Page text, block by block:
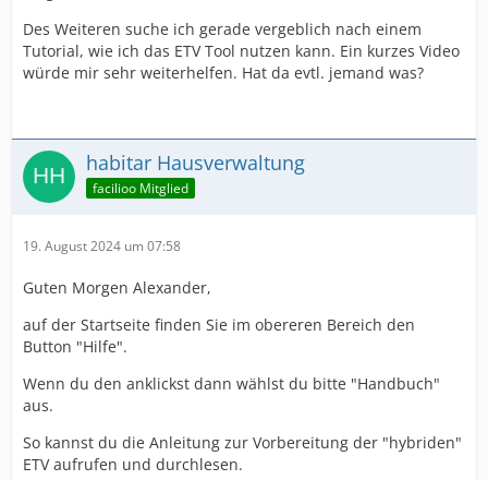
Des Weiteren suche ich gerade vergeblich nach einem
Tutorial, wie ich das ETV Tool nutzen kann. Ein kurzes Video
würde mir sehr weiterhelfen. Hat da evtl. jemand was?
habitar Hausverwaltung
facilioo Mitglied
19. August 2024 um 07:58
Guten Morgen Alexander,
auf der Startseite finden Sie im obereren Bereich den
Button "Hilfe".
Wenn du den anklickst dann wählst du bitte "Handbuch"
aus.
So kannst du die Anleitung zur Vorbereitung der "hybriden"
ETV aufrufen und durchlesen.